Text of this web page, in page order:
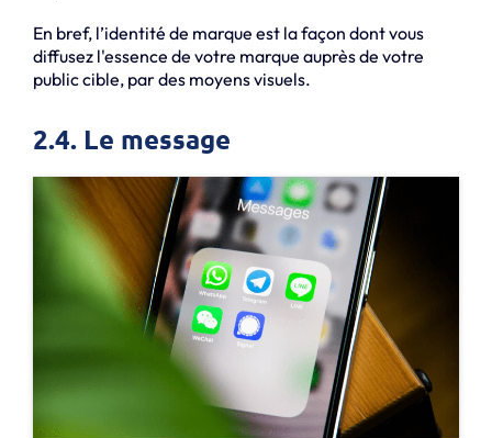
En bref, l’identité de marque est la façon dont vous
diffusez l'essence de votre marque auprès de votre
public cible, par des moyens visuels.
2.4. Le message